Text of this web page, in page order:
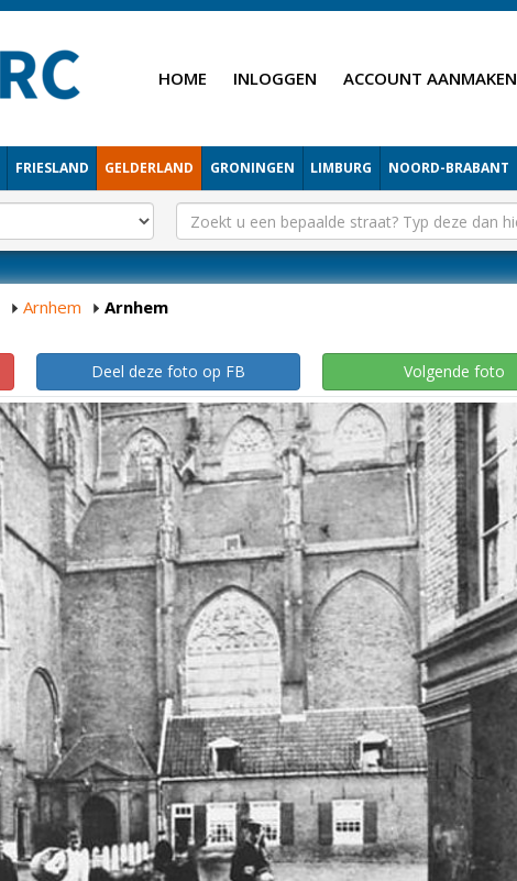
HOME INLOGGEN ACCOUNT AANMAKEN
FRIESLAND GELDERLAND GRONINGEN LIMBURG NOORD-BRABANT
Arnhem Arnhem
Deel deze foto op FB Volgende foto